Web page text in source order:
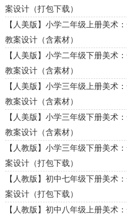
案设计（打包下载）
【人美版】小学二年级上册美术
教案设计（含素材）
【人美版】小学二年级下册美术
教案设计（含素材）
【人美版】小学三年级上册美术
教案设计（含素材）
【人美版】小学三年级下册美术
教案设计（含素材）
【人教版】小学三年级下册美术
案设计（打包下载）
【人教版】初中七年级下册美术
案设计（打包下载）
【人教版】初中八年级上册美术